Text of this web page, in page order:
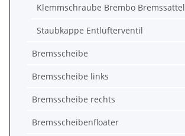
Klemmschraube Brembo Bremssattel
Staubkappe Entlüfterventil
Bremsscheibe
Bremsscheibe links
Bremsscheibe rechts
Bremsscheibenfloater